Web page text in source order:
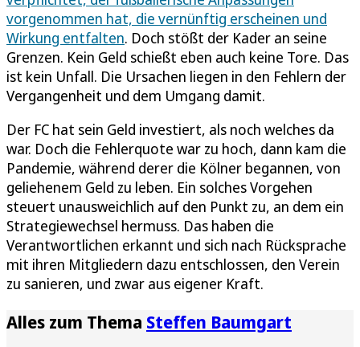
vorgenommen hat, die vernünftig erscheinen und
Wirkung entfalten. Doch stößt der Kader an seine
Grenzen. Kein Geld schießt eben auch keine Tore. Das
ist kein Unfall. Die Ursachen liegen in den Fehlern der
Vergangenheit und dem Umgang damit.
Der FC hat sein Geld investiert, als noch welches da
war. Doch die Fehlerquote war zu hoch, dann kam die
Pandemie, während derer die Kölner begannen, von
geliehenem Geld zu leben. Ein solches Vorgehen
steuert unausweichlich auf den Punkt zu, an dem ein
Strategiewechsel hermuss. Das haben die
Verantwortlichen erkannt und sich nach Rücksprache
mit ihren Mitgliedern dazu entschlossen, den Verein
zu sanieren, und zwar aus eigener Kraft.
Alles zum Thema Steffen Baumgart